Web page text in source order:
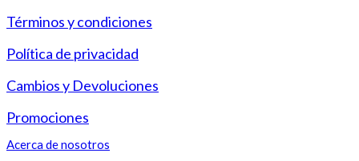
Términos y condiciones
Política de privacidad
Cambios y Devoluciones
Promociones
Acerca de nosotros